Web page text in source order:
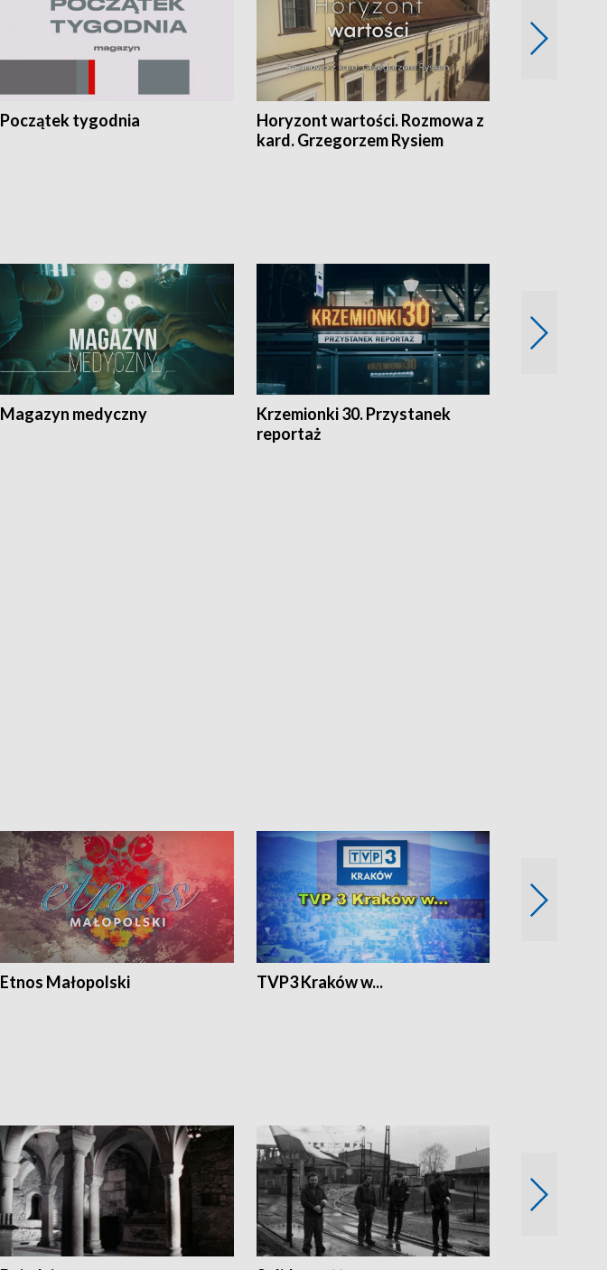
Początek tygodnia
Horyzont wartości. Rozmowa z
kard. Grzegorzem Rysiem
Magazyn medyczny
Krzemionki 30. Przystanek
reportaż
Etnos Małopolski TVP3 Kraków w...